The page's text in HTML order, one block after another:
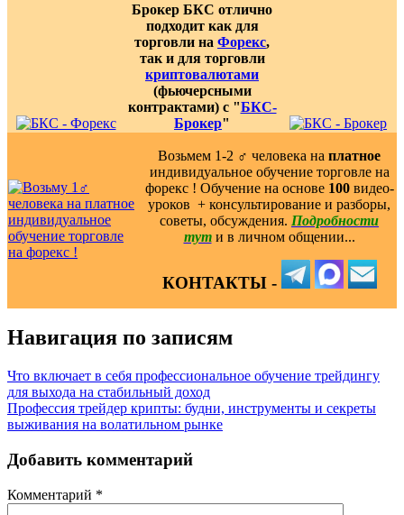
Брокер БКС отлично
подходит как для
торговли на Форекс,
так и для торговли
криптовалютами
(фьючерсными
контрактами) с "БКС-
Брокер"
Возьмем 1-2 ‍♂️ человека на платное
индивидуальное обучение торговле на
форекс ! Обучение на основе 100видео-
уроков ️ + консультирование и разборы,
советы, обсуждения. Подробности
тут и в личном общении...
КОНТАКТЫ -
Навигация по записям
Что включает в себя профессиональное обучение трейдингу
для выхода на стабильный доход
Профессия трейдер крипты: будни, инструменты и секреты
выживания на волатильном рынке
Добавить комментарий
Комментарий *